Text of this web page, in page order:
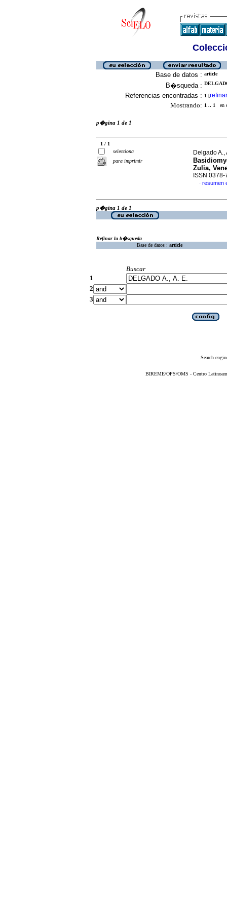
Base de datos : article
B�squeda :
Referencias encontradas : 1 [refinar
Mostrando: 1 .. 1 en
p�gina 1 de 1
1 / 1
selecciona
para imprimir
Delgado
Zulia,
ISSN 0378-
· resumen
p�gina 1 de 1
Refinar la b�squeda
Base de datos : article
Buscar
1
2
3
Search
BIREME/OPS/OMS - Centro